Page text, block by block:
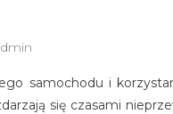
samochodu i
się czasami